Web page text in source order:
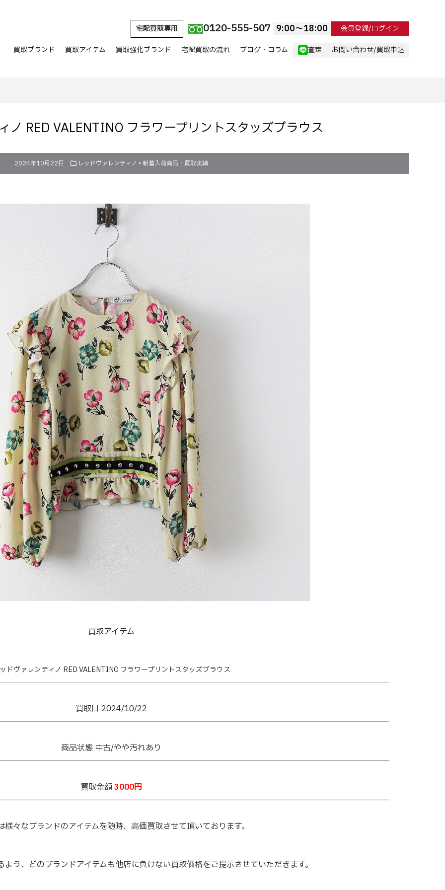
宅配買取専用 0120-555-507 9:00〜18:00 会員登録/ログイン
買取ブランド 買取アイテム 買取強化ブランド 宅配買取の流れ ブログ・コラム 査定 お問い合わせ/買取申込
ノ RED VALENTINO フラワープリントスタッズブラウス
2024年10月22日 レッドヴァレンティノ • 新着入荷商品・買取実績
買取アイテム
ドヴァレンティノ RED VALENTINO フラワープリントスタッズブラウス
買取日 2024/10/22
商品状態 中古/やや汚れあり
買取金額3000円
様々なブランドのアイテムを随時、高価買取させて頂いております。
う、どのブランドアイテムも他店に負けない買取価格をご提示させていただきます。